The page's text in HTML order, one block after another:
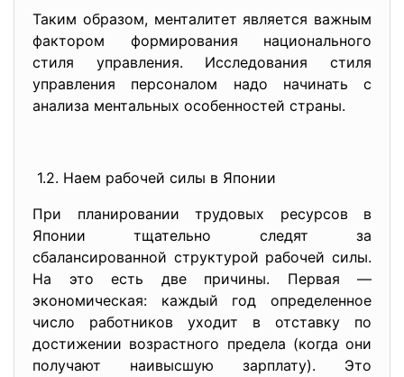
Таким образом, менталитет является важным
фактором формирования национального
стиля управления. Исследования стиля
управления персоналом надо начинать с
анализа ментальных особенностей страны.
1.2. Наем рабочей силы в Японии
При планировании трудовых ресурсов в
Японии тщательно следят за
сбалансированной структурой рабочей силы.
На это есть две причины. Первая —
экономическая: каждый год определенное
число работников уходит в отставку по
достижении возрастного предела (когда они
получают наивысшую зарплату). Это